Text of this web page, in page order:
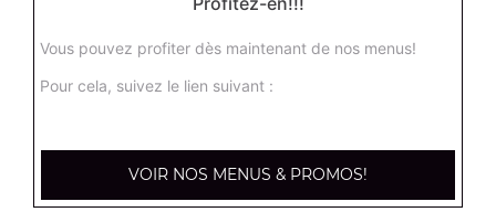
Nos Salades
+
Vous pouvez profiter dès maintenant de nos menus!
Pour cela, suivez le lien suivant :
VOIR NOS MENUS & PROMOS!